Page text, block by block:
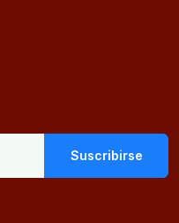
Suscribirse